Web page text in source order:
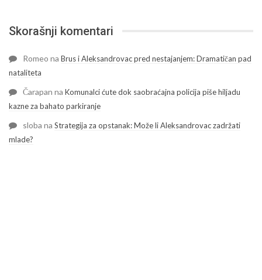
Skorašnji komentari
Romeo na Brus i Aleksandrovac pred nestajanjem: Dramatičan pad
nataliteta
Čarapan na Komunalci ćute dok saobraćajna policija piše hiljadu
kazne za bahato parkiranje
sloba na Strategija za opstanak: Može li Aleksandrovac zadržati
mlade?